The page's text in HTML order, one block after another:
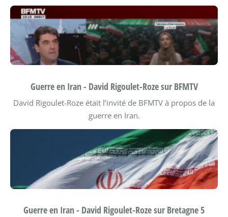
Guerre en Iran - David Rigoulet-Roze sur BFMTV
David Rigoulet-Roze était l’invité de BFMTV à propos de la
guerre en Iran.
Guerre en Iran - David Rigoulet-Roze sur Bretagne 5